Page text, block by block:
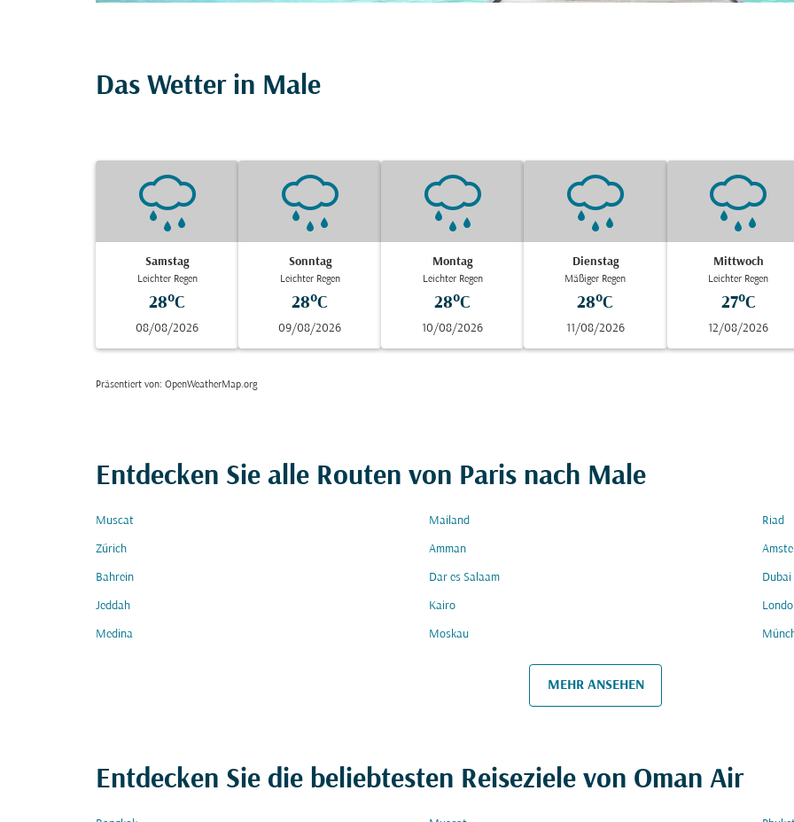
Das Wetter in Male
Samstag
Leichter Regen
28°C
08/08/2026
Sonntag
Leichter Regen
28°C
09/08/2026
Montag
Leichter Regen
28°C
10/08/2026
Dienstag
Mäßiger Regen
28°C
11/08/2026
Mittwoch
Leichter Regen
27°C
12/08/2026
Präsentiert von: OpenWeatherMap.org
Entdecken Sie alle Routen von Paris nach Male
Muscat Mailand Riad
Zürich Amman
Bahrein Dar es Salaam Dubai
Jeddah Kairo
Medina Moskau
MEHR ANSEHEN
Entdecken Sie die beliebtesten Reiseziele von Oman Air